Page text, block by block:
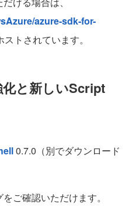
azure-sdk-for-
ストされています。
と新しいScript
0.7.0（別でダウンロード
ご確認いただけます。